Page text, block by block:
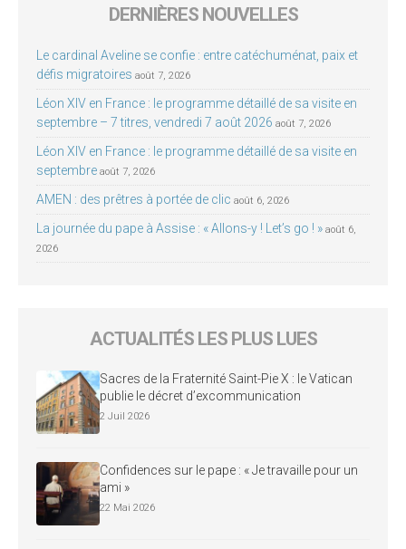
DERNIÈRES NOUVELLES
Le cardinal Aveline se confie : entre catéchuménat, paix et
défis migratoires août 7, 2026
Léon XIV en France : le programme détaillé de sa visite en
septembre – 7 titres, vendredi 7 août 2026 août 7, 2026
Léon XIV en France : le programme détaillé de sa visite en
septembre août 7, 2026
AMEN : des prêtres à portée de clic août 6, 2026
La journée du pape à Assise : « Allons-y ! Let’s go ! » août 6,
2026
ACTUALITÉS LES PLUS LUES
Sacres de la Fraternité Saint-Pie X : le Vatican
publie le décret d’excommunication
2 Juil 2026
Confidences sur le pape : « Je travaille pour un
ami »
22 Mai 2026